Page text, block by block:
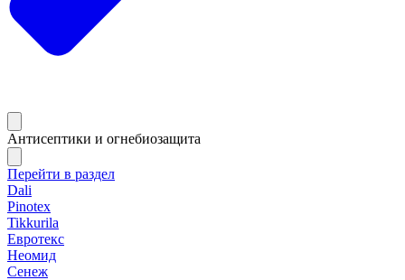
Антисептики и огнебиозащита
Перейти в раздел
Dali
Pinotex
Tikkurila
Евротекс
Неомид
Сенеж